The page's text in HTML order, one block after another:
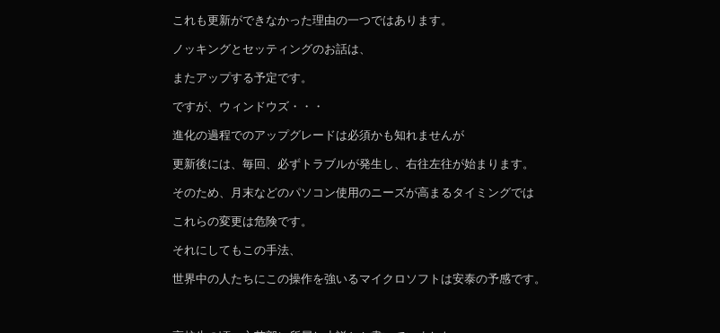
これも更新ができなかった理由の一つではあります。
ノッキングとセッティングのお話は、
またアップする予定です。
ですが、ウィンドウズ・・・
進化の過程でのアップグレードは必須かも知れませんが
更新後には、毎回、必ずトラブルが発生し、右往左往が始まります。
そのため、月末などのパソコン使用のニーズが高まるタイミングでは
これらの変更は危険です。
それにしてもこの手法、
世界中の人たちにこの操作を強いるマイクロソフトは安泰の予感です。